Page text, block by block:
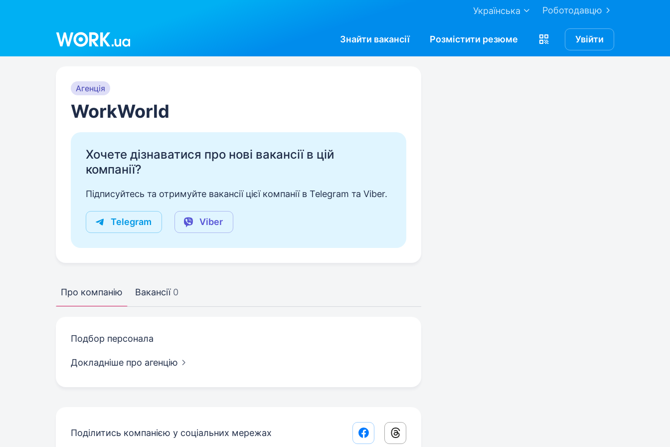
Роботодавцю
Українська
Знайти вакансії Розмістити резюме Увійти
Агенція
WorkWorld
Хочете дізнаватися про нові вакансії в цій
компанії?
Підписуйтесь та отримуйте вакансії цієї компанії в Telegram та Viber.
Telegram Viber
Про компанію Вакансії 0
Подбор персонала
Докладніше про агенцію
Поділитись компанією у соціальних мережах Facebook share link
Threads share link